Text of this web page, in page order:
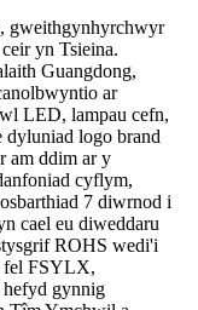
gweithgynhyrchwyr
yn Tsieina.
Guangdong,
ar
LED, lampau cefn,
logo brand
am ddim ar y
cyflym,
7 diwrnod i
cael eu diweddaru
ROHS wedi'i
fel FSYLX,
gynnig